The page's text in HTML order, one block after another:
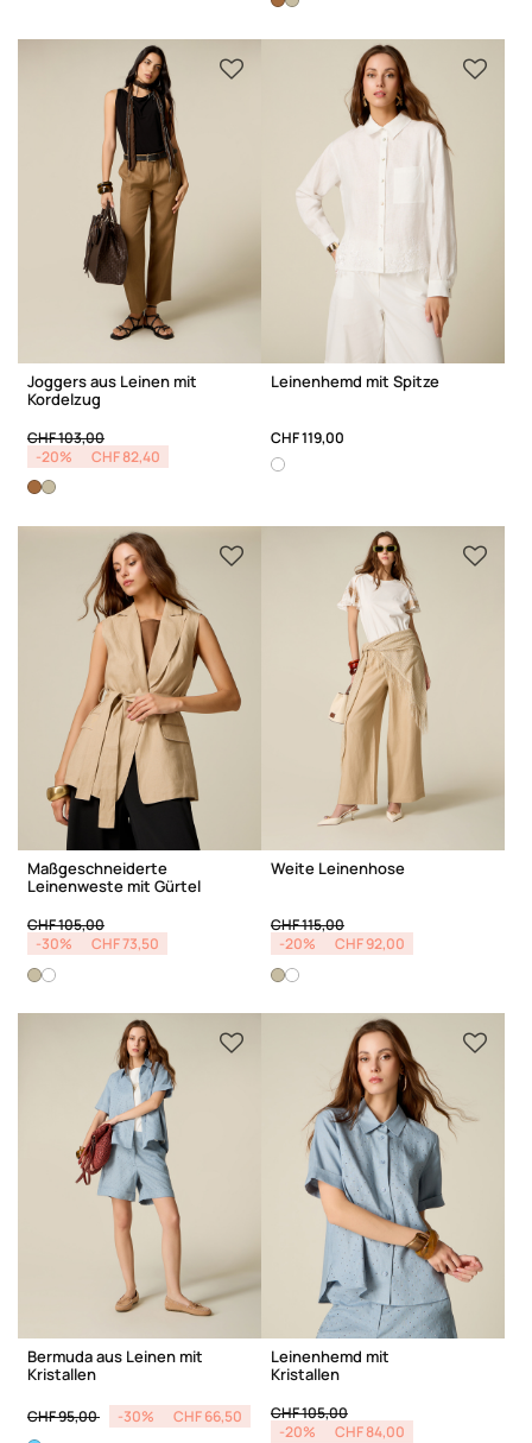
Joggers aus Leinen mit
Kordelzug
Price reduced from
CHF 103,00to
-20%
CHF 82,40
Leinenhemd mit Spitze
CHF 119,00
Maßgeschneiderte
Leinenweste mit Gürtel
Price reduced from
CHF 105,00to
-30%
CHF 73,50
Weite Leinenhose
Price reduced from
CHF 115,00to
-20%
CHF 92,00
Bermuda aus Leinen mit
Kristallen
Price reduced from
CHF 95,00 to -30% CHF 66,50
Leinenhemd mit
Kristallen
Price reduced from
CHF 105,00to
-20%
CHF 84,00